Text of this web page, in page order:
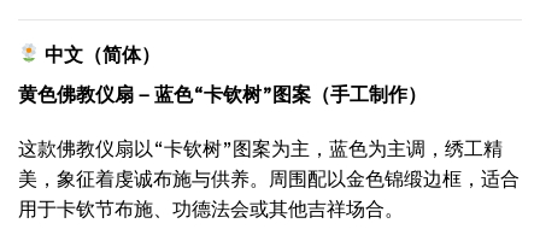
中文（简体）
黄色佛教仪扇 – 蓝色“卡钦树”图案（手工制作）
这款佛教仪扇以“卡钦树”图案为主，蓝色为主调，绣工精
美，象征着虔诚布施与供养。周围配以金色锦缎边框，适合
用于卡钦节布施、功德法会或其他吉祥场合。